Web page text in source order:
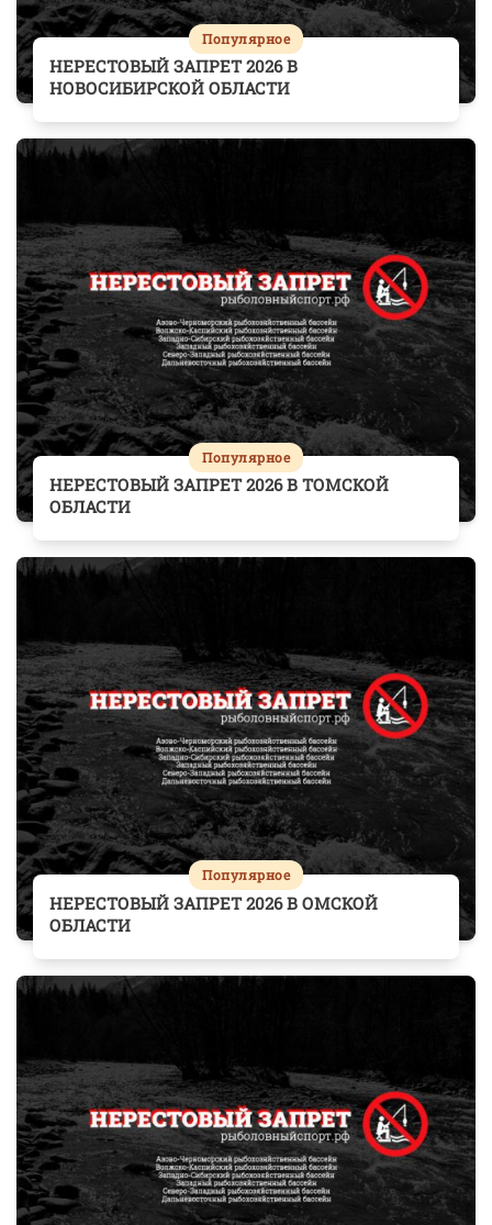
Популярное
НЕРЕСТОВЫЙ ЗАПРЕТ 2026 В
НОВОСИБИРСКОЙ ОБЛАСТИ
Популярное
НЕРЕСТОВЫЙ ЗАПРЕТ 2026 В ТОМСКОЙ
ОБЛАСТИ
Популярное
НЕРЕСТОВЫЙ ЗАПРЕТ 2026 В ОМСКОЙ
ОБЛАСТИ